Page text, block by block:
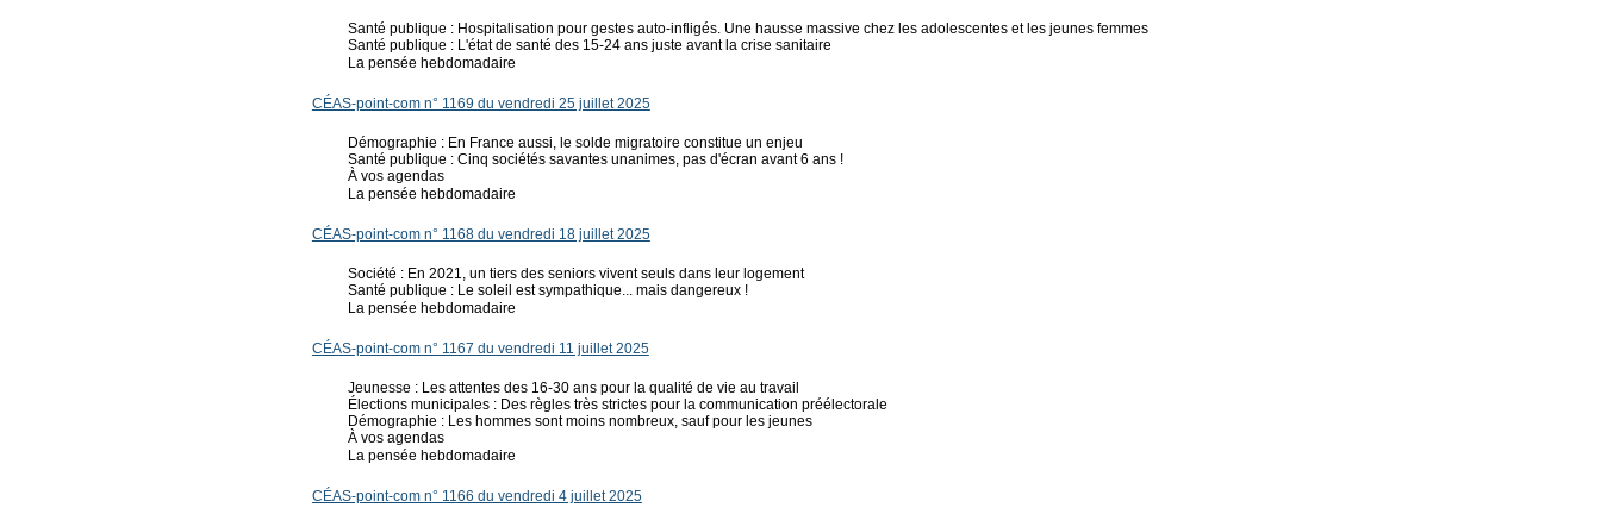
Santé publique : Hospitalisation pour gestes auto-infligés. Une hausse massive chez les adolescentes et les jeunes femmes
Santé publique : L'état de santé des 15-24 ans juste avant la crise sanitaire
La pensée hebdomadaire
CÉAS-point-com n° 1169 du vendredi 25 juillet 2025
Démographie : En France aussi, le solde migratoire constitue un enjeu
Santé publique : Cinq sociétés savantes unanimes, pas d'écran avant 6 ans !
À vos agendas
La pensée hebdomadaire
CÉAS-point-com n° 1168 du vendredi 18 juillet 2025
Société : En 2021, un tiers des seniors vivent seuls dans leur logement
Santé publique : Le soleil est sympathique... mais dangereux !
La pensée hebdomadaire
CÉAS-point-com n° 1167 du vendredi 11 juillet 2025
Jeunesse : Les attentes des 16-30 ans pour la qualité de vie au travail
Élections municipales : Des règles très strictes pour la communication préélectorale
Démographie : Les hommes sont moins nombreux, sauf pour les jeunes
À vos agendas
La pensée hebdomadaire
CÉAS-point-com n° 1166 du vendredi 4 juillet 2025